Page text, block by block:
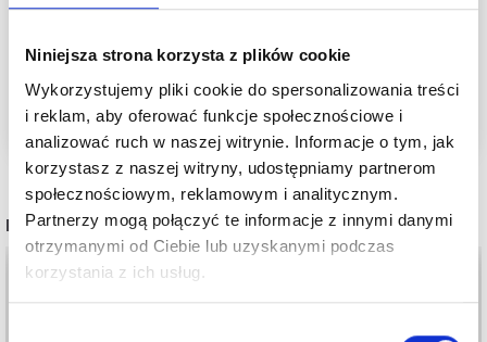
Niniejsza strona korzysta z plików cookie
Wykorzystujemy pliki cookie do spersonalizowania treści
i reklam, aby oferować funkcje społecznościowe i
analizować ruch w naszej witrynie. Informacje o tym, jak
korzystasz z naszej witryny, udostępniamy partnerom
społecznościowym, reklamowym i analitycznym.
Partnerzy mogą połączyć te informacje z innymi danymi
otrzymanymi od Ciebie lub uzyskanymi podczas
korzystania z ich usług.
Zobacz wszystkie włóczki na druty tutaj
Zobacz wszystkie wzory tutaj
POPULARNE ALTERNATYWY
50%Promocja